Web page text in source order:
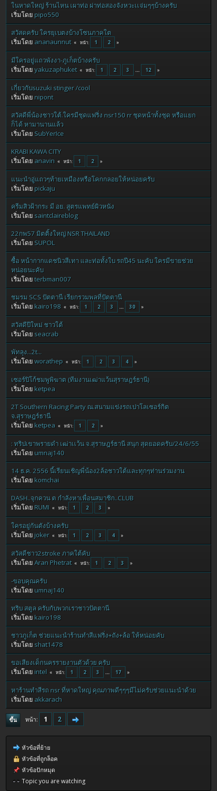
ในหาดใหญ่ ร้านไหน เผาท่อ ผ่าท่อสองจังหวะเเจ่มๆๆบ้างครับ
เริ่มโดย pipo550
สวัสดครับ ใครยุเบตงบ้างโซนภาคใต
เริ่มโดย ananaunnut หน้า 1 2
มีใครอยู่แถวพังงา-ภูเก็ตบ้างครับ
เริ่มโดย yakuzaphuket หน้า 1 2 3 ... 12
เกี่ยวกับsuzuki stinger /cool
เริ่มโดย nipont
สวัสดีพี่น้องชาวใต้.ใครมีชุดแฟริ่ง nsr150 rr ชุดหน้าทั้งชุด หรือแยก
ก็ได้ หามานานแล้ว
เริ่มโดย SubYerIce
KRABI KAWA CITY
เริ่มโดย anavin หน้า 1 2
แนะนำอู่แถวๆท้ายเหมืองหรือโคกกลอยให้หน่อยครับ
เริ่มโดย pickaju
ครีมสิวฝ้ากระ มี อย. สูตรแพทย์ผิวหนัง
เริ่มโดย saintclaireblog
22กพ57 มิตติ้งใหญ่ NSR THAILAND
เริ่มโดย SUPOL
ซื้อ หน้ากากแดชนิวสีเทา และท่อทั้งใบ รถปี45 นะคับ ใครมีขายช่วย
หน่อยนะคับ
เริ่มโดย terbman007
ชมรม SCS ปัตตานี เรียกรวมพลที่ปัตตานี
เริ่มโดย kairo198 หน้า 1 2 3 ... 30
สวัสดีปีใหม่ ชาวใต้
เริ่มโดย seacrab
พัทลุง...2t...
เริ่มโดย worathep หน้า 1 2 3 4
เซอร์ปิโก้ชมพูพิฆาต (ทีมงานเฒ่าแว้นสุราษฎร์ธานี)
เริ่มโดย ketpea
2T Southern Racing Party ณ.สนามแข่งรถเปาโลเซอร์กิต
จ.สุราษฎร์ธานี
เริ่มโดย ketpea หน้า 1 2
: ทริปเขาพรายดำ เฒ่าเเว้น จ.สุราษฎร์ธานี สนุก สุดยอดครับ/24/6/55
เริ่มโดย umnaj140
14 ธ.ค. 2556 นี้เรียนเชิญพี่น้อง2ล้อชาวใต้และทุกๆท่านร่วมงาน
เริ่มโดย komchai
DASH..จุกควน ต กำลังหาเพื่อนสมาชิก..CLUB
เริ่มโดย RUMI หน้า 1 2 3
ใครอยู่กันตังบ้างครับ
เริ่มโดย joker หน้า 1 2 3 4
สวัสดีชาว2stroke ภาคใต้คับ
เริ่มโดย Aran Phetrat หน้า 1 2 3
-ขอบคุณครับ
เริ่มโดย umnaj140
ทริบ สตูล ครับกับพวกเราชาวปัตตานี
เริ่มโดย kairo198
ชาวภูเก็ต ช่วยแนะนำร้านทำสีแฟริ่ง+ถัง+ล้อ ให้หน่อยคับ
เริ่มโดย shat1478
ขอเสียงเด็กนครรายงานตัวด้วย ครับ
เริ่มโดย intel หน้า 1 2 3 ... 17
หาร้านทำสีรถ nsr ที่หาดใหญ่ คุณภาพดีๆๆๆมีไม่ครับช่วยแนะนำด้วย
เริ่มโดย akkarach
ขึ้น หน้า 1 2
หัวข้อที่ย้าย
หัวข้อที่ถูกล็อค
หัวข้อปักหมุด
Topic you are watching